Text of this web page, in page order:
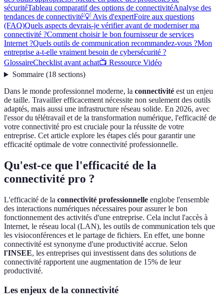
sécuritéTableau comparatif des options de connectivitéAnalyse des
tendances de connectivité💡 Avis d'expertFoire aux questions
(FAQ)Quels aspects devrais-je vérifier avant de moderniser ma
connectivité ?Comment choisir le bon fournisseur de services
Internet ?Quels outils de communication recommandez-vous ?Mon
entreprise a-t-elle vraiment besoin de cybersécurité ?
GlossaireChecklist avant achat📺 Ressource Vidéo
Sommaire(18 sections)
Dans le monde professionnel moderne, la connectivité est un enjeu
de taille. Travailler efficacement nécessite non seulement des outils
adaptés, mais aussi une infrastructure réseau solide. En 2026, avec
l'essor du télétravail et de la transformation numérique, l'efficacité de
votre connectivité pro est cruciale pour la réussite de votre
entreprise. Cet article explore les étapes clés pour garantir une
efficacité optimale de votre connectivité professionnelle.
Qu'est-ce que l'efficacité de la
connectivité pro ?
L'efficacité de la connectivité professionnelle englobe l'ensemble
des interactions numériques nécessaires pour assurer le bon
fonctionnement des activités d'une entreprise. Cela inclut l'accès à
Internet, le réseau local (LAN), les outils de communication tels que
les visioconférences et le partage de fichiers. En effet, une bonne
connectivité est synonyme d'une productivité accrue. Selon
l'INSEE, les entreprises qui investissent dans des solutions de
connectivité rapportent une augmentation de 15% de leur
productivité.
Les enjeux de la connectivité